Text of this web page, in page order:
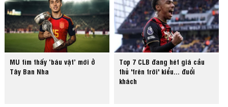
MU tìm thấy ‘báu vật’ mới ở
Tây Ban Nha
Top 7 CLB đang hét giá cầu
thủ 'trên trời' kiểu... đuổi
khách